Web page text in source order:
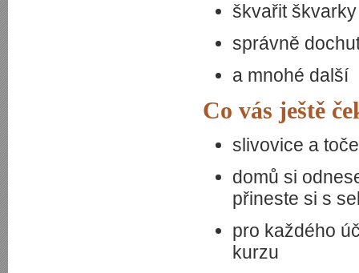
škvařit
správně
a mnohé další
Co vás ještě
slivovice a
domů si
přineste si s
pro každého
kurzu